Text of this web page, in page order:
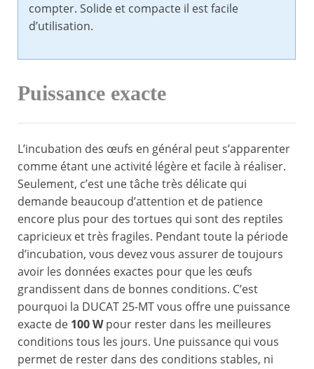
compter. Solide et compacte il est facile
d’utilisation.
Puissance exacte
L’incubation des œufs en général peut s’apparenter
comme étant une activité légère et facile à réaliser.
Seulement, c’est une tâche très délicate qui
demande beaucoup d’attention et de patience
encore plus pour des tortues qui sont des reptiles
capricieux et très fragiles. Pendant toute la période
d’incubation, vous devez vous assurer de toujours
avoir les données exactes pour que les œufs
grandissent dans de bonnes conditions. C’est
pourquoi la DUCAT 25-MT vous offre une puissance
exacte de 100 Wpour rester dans les meilleures
conditions tous les jours. Une puissance qui vous
permet de rester dans des conditions stables, ni